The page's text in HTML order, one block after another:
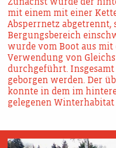
Zunächst wurde der
mit einem mit einer
Absperrnetz abgetrennt,
Bergungsbereich
wurde vom Boot aus
Verwendung von
durchgeführt. Insgesamt
geborgen werden. Der
konnte in dem im
gelegenen